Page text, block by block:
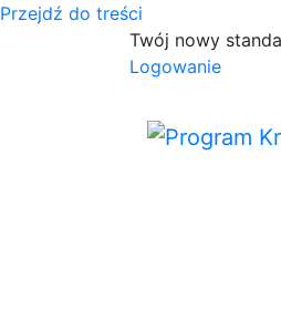
Przejdź do treści
Twój nowy
Logowanie